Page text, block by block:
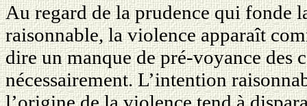
Au regard de la prudence qui fonde
raisonnable, la violence apparaît
dire un manque de pré-voyance des
nécessairement. L’intention
l’origine de la violence tend à